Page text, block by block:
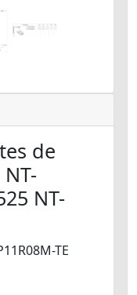
de
NT-
TE